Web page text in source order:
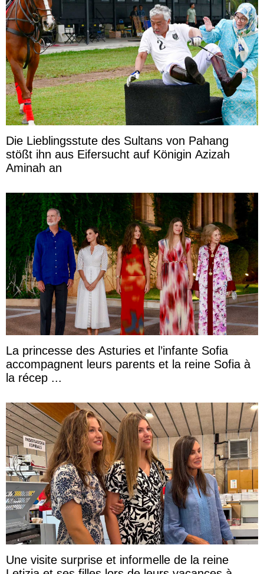
Die Lieblingsstute des Sultans von Pahang
stößt ihn aus Eifersucht auf Königin Azizah
Aminah an
La princesse des Asturies et l’infante Sofia
accompagnent leurs parents et la reine Sofia à
la récep ...
Une visite surprise et informelle de la reine